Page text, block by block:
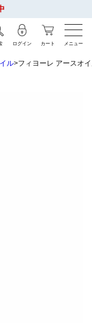
ログイン カート メニュー
ル フィヨーレ アースオ